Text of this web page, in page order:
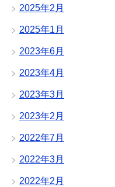
2025年2月
2025年1月
2023年6月
2023年4月
2023年3月
2023年2月
2022年7月
2022年3月
2022年2月